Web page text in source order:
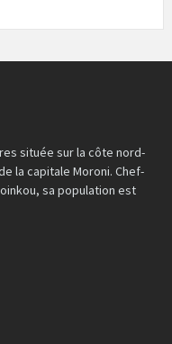
située sur la côte nord-
la capitale Moroni. Chef-
sa population est